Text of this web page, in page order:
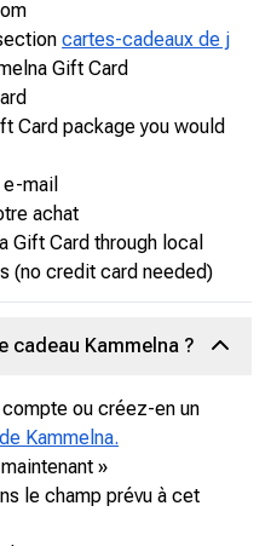
cartes-cadeaux de j
Gift Card
Card package you would
mail
achat
Gift Card through local
(no credit card needed)
cadeau Kammelna ?
ou créez-en un
Kammelna.
»
le champ prévu à cet